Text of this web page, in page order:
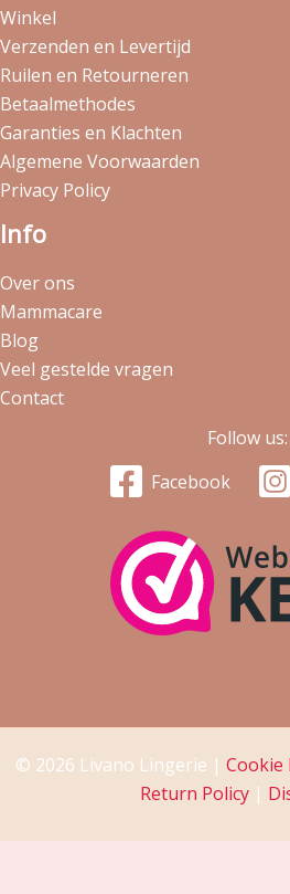
Winkel
Verzenden en Levertijd
Ruilen en Retourneren
Betaalmethodes
Garanties en Klachten
Algemene Voorwaarden
Privacy Policy
Info
Over ons
Mammacare
Blog
Veel gestelde vragen
Contact
Follow us:
Facebook
© 2026 Livano Lingerie | Cookie
Return Policy |